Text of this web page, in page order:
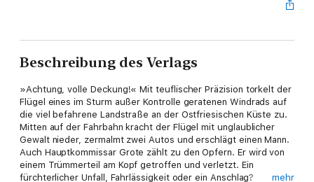
Beschreibung des Verlags
»Achtung, volle Deckung!« Mit teuflischer Präzision torkelt der
Flügel eines im Sturm außer Kontrolle geratenen Windrads auf
die viel befahrene Landstraße an der Ostfriesischen Küste zu.
Mitten auf der Fahrbahn kracht der Flügel mit unglaublicher
Gewalt nieder, zermalmt zwei Autos und erschlägt einen Mann.
Auch Hauptkommissar Grote zählt zu den Opfern. Er wird von
einem Trümmerteil am Kopf getroffen und verletzt. Ein
fürchterlicher Unfall, Fahrlässigkeit oder ein Anschlag?
mehr